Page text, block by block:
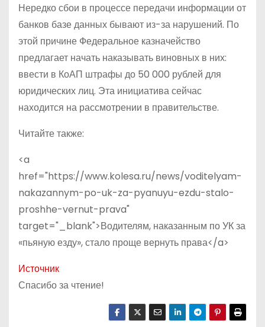
Нередко сбои в процессе передачи информации от
банков базе данных бывают из-за нарушений. По
этой причине Федеральное казначейство
предлагает начать наказывать виновных в них:
ввести в КоАП штрафы до 50 000 рублей для
юридических лиц. Эта инициатива сейчас
находится на рассмотрении в правительстве.
Читайте также:
<a
href="https://www.kolesa.ru/news/voditelyam-
nakazannym-po-uk-za-pyanuyu-ezdu-stalo-
proshhe-vernut-prava"
target="_blank">Водителям, наказанным по УК за
«пьяную езду», стало проще вернуть права</a>
Источник
Спасибо за чтение!